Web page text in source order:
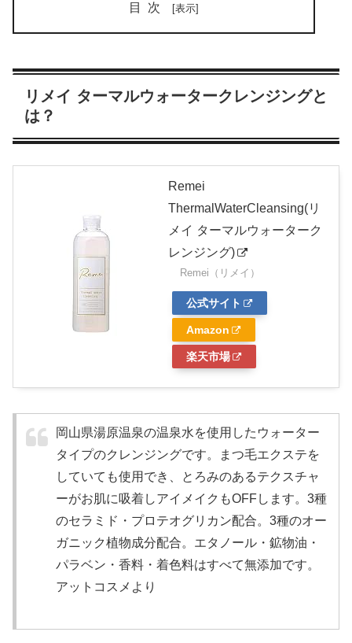
目次
リメイ ターマルウォータークレンジングと
は？
Remei
ThermalWaterCleansing(リ
メイ ターマルウォーターク
レンジング)
Remei（リメイ）
公式サイト
Amazon
楽天市場
岡山県湯原温泉の温泉水を使用したウォーター
タイプのクレンジングです。まつ毛エクステを
していても使用でき、とろみのあるテクスチャ
ーがお肌に吸着しアイメイクもOFFします。3種
のセラミド・プロテオグリカン配合。3種のオー
ガニック植物成分配合。エタノール・鉱物油・
パラベン・香料・着色料はすべて無添加です。
アットコスメより